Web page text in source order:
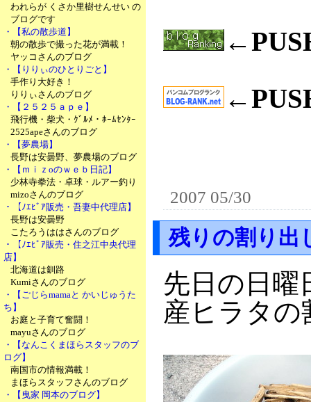
われらが くさか里樹せんせい の
ブログです
・【私の散歩道】
朝の散歩で撮った花が満載！
ヤッコさんのブログ
・【りりぃのひとりごと】
手作り大好き！
りりぃさんのブログ
・【２５２５ａｐｅ】
飛行機・柴犬・ｸﾞﾙﾒ・ﾎｰﾑｾﾝﾀｰ
2525apeさんのブログ
・【夢農場】
長野は安曇野、夢農場のブログ
・【ｍｉｚoのｗｅｂ日記】
少林寺拳法・卓球・ルアー釣り
mizoさんのブログ
・【ﾉｴﾋﾞｱ販売・吾妻中代理店】
長野は安曇野
こたろうははさんのブログ
・【ﾉｴﾋﾞｱ販売・住之江中央代理
店】
北海道は釧路
Kumiさんのブログ
・【ごじらmamaと かいじゅうた
ち】
お庭と子育て奮闘！
mayuさんのブログ
・【なんこくまほらスタッフのブ
ログ】
南国市の情報満載！
まほらスタッフさんのブログ
・【曳家 岡本のブログ】
2007 05/30
残りの割り出
先日の日曜
産ヒラタ